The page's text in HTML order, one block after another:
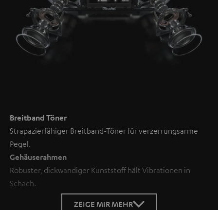
Breitband Töner
Strapazierfähiger Breitband-Töner für verzerrungsarme
Pegel.
Gehäuserahmen
Robuster, dickwandiger Kunststoff hält Vibrationen in
Schach.
ZEIGE MIR MEHR